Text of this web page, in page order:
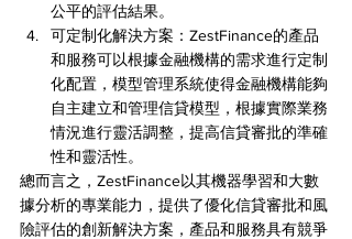
公平的評估結果。
可定制化解決方案：ZestFinance的產品
和服務可以根據金融機構的需求進行定制
化配置，模型管理系統使得金融機構能夠
自主建立和管理信貸模型，根據實際業務
情況進行靈活調整，提高信貸審批的準確
性和靈活性。
總而言之，ZestFinance以其機器學習和大數
據分析的專業能力，提供了優化信貸審批和風
險評估的創新解決方案，產品和服務具有競爭